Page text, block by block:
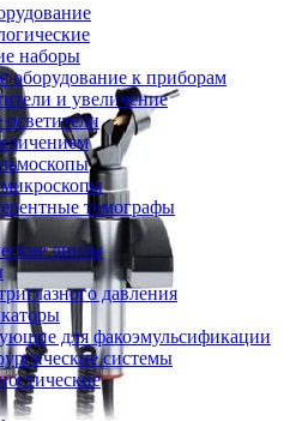
наборы
оборудование к приборам
и увеличение
томографы
линзы
давления
для факоэмульсификации
системы